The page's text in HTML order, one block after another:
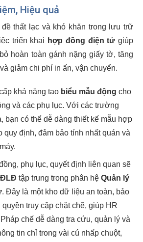
Hiệu quả
thất lạc và khó khăn trong lưu trữ
triển khai hợp đồng điện tử giúp
hoàn toàn gánh nặng giấy tờ, tăng
giảm chi phí in ấn, vận chuyển.
khả năng tạo biểu mẫu động cho
và các phụ lục. Với các trường
bạn có thể dễ dàng thiết kế mẫu hợp
quy định, đảm bảo tính nhất quán và
phụ lục, quyết định liên quan sẽ
tập trung trong phân hệ Quản lý
. Đây là một kho dữ liệu an toàn, bảo
truy cập chặt chẽ, giúp HR
chế dễ dàng tra cứu, quản lý và
tin chỉ trong vài cú nhấp chuột,